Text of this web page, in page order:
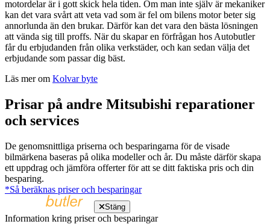
motordelar är i gott skick hela tiden. Om man inte själv är mekaniker
kan det vara svårt att veta vad som är fel om bilens motor beter sig
annorlunda än den brukar. Därför kan det vara den bästa lösningen
att vända sig till proffs. När du skapar en förfrågan hos Autobutler
får du erbjudanden från olika verkstäder, och kan sedan välja det
erbjudande som passar dig bäst.
Läs mer om Kolvar byte
Prisar på andre Mitsubishi reparationer
och services
De genomsnittliga priserna och besparingarna för de visade
bilmärkena baseras på olika modeller och år. Du måste därför skapa
ett uppdrag och jämföra offerter för att se ditt faktiska pris och din
besparing.
*Så beräknas priser och besparingar
Stäng
Information kring priser och besparingar